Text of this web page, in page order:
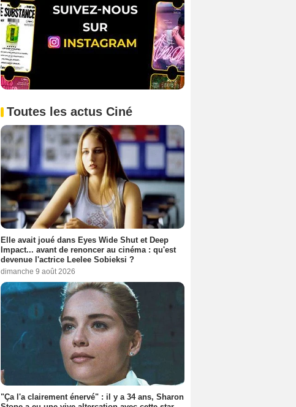
Toutes les actus Ciné
Elle avait joué dans Eyes Wide Shut et Deep
Impact... avant de renoncer au cinéma : qu'est
devenue l'actrice Leelee Sobieksi ?
dimanche 9 août 2026
"Ça l'a clairement énervé" : il y a 34 ans, Sharon